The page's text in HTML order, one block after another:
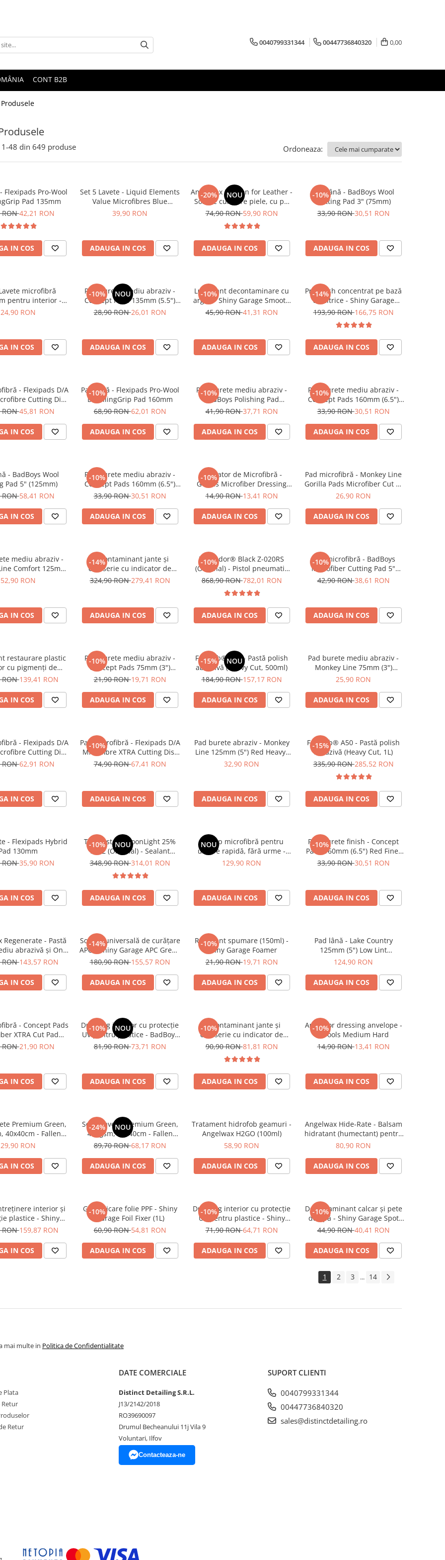
0040799331344 00447736840320 0,00
CONT B2B
1-48 din 649 produse Ordoneaza:
Flexipads Pro-Wool
Pad 135mm
RON42,21 RON
IN COS
Set 5 Lavete - Liquid Elements
Value Microfibres Blue
310gsm
39,90 RON
ADAUGA IN COS
-20% NOU
Angelwax Heaven for Leather -
Soluție curățare piele, cu pH
neutru (500ml)
74,90 RON59,90 RON
ADAUGA IN COS
-10%
Pad lână - BadBoys Wool
Cutting Pad 3" (75mm)
33,90 RON30,51 RON
ADAUGA IN COS
microfibră
pentru interior -
Microfibres 400gsm
24,90 RON
IN COS
-10% NOU
Pad burete mediu abraziv -
Concept Pads 135mm (5.5")
Yellow Polishing Pad
28,90 RON26,01 RON
ADAUGA IN COS
-10%
Lubrifiant decontaminare cu
argilă - Shiny Garage Smooth
Clay Lube (500ml)
45,90 RON41,31 RON
ADAUGA IN COS
-14%
Pre-wash concentrat pe bază
de citrice - Shiny Garage
Citrus Infused TFR (5L)
193,90 RON166,75 RON
ADAUGA IN COS
- Flexipads D/A
Cutting Disc
(125mm)
RON45,81 RON
IN COS
-10%
Pad lână - Flexipads Pro-Wool
DetailingGrip Pad 160mm
68,90 RON62,01 RON
ADAUGA IN COS
-10%
Pad burete mediu abraziv -
BadBoys Polishing Pad
130/150mm
41,90 RON37,71 RON
ADAUGA IN COS
-10%
Pad burete mediu abraziv -
Concept Pads 160mm (6.5")
Orange Medium-Cut Pad
33,90 RON30,51 RON
ADAUGA IN COS
- BadBoys Wool
Pad 5" (125mm)
RON58,41 RON
IN COS
-10%
Pad burete mediu abraziv -
Concept Pads 160mm (6.5")
Yellow Polishing Pad
33,90 RON30,51 RON
ADAUGA IN COS
-10%
Aplicator de Microfibră -
GTools Microfiber Dressing
Applicator
14,90 RON13,41 RON
ADAUGA IN COS
Pad microfibră - Monkey Line
Gorilla Pads Microfiber Cut N'
Polish Pad 80mm
26,90 RON
ADAUGA IN COS
mediu abraziv -
Comfort 125mm
Polishing
52,90 RON
IN COS
-14%
Decontaminant jante și
caroserie cu indicator de
reacție - Shiny Garage D-Tox
324,90 RON279,41 RON
ADAUGA IN COS
-10%
Tornador® Black Z-020RS
(Original) - Pistol pneumatic
pentru curățare
868,90 RON782,01 RON
ADAUGA IN COS
-10%
Pad microfibră - BadBoys
Microfiber Cutting Pad 5"
(125mm)
42,90 RON38,61 RON
ADAUGA IN COS
restaurare plastic
cu pigmenți de
- Solution Finish
RON139,41 RON
IN COS
-10%
Pad burete mediu abraziv -
Concept Pads 75mm (3")
Yellow Polishing Pad
21,90 RON19,71 RON
ADAUGA IN COS
-15% NOU
Feynlab® A50 - Pastă polish
abrazivă (Heavy Cut, 500ml)
184,90 RON157,17 RON
ADAUGA IN COS
Pad burete mediu abraziv -
Monkey Line 75mm (3")
Orange Medium-Cut Pad
25,90 RON
ADAUGA IN COS
- Flexipads D/A
Cutting Disc
(150mm)
RON62,91 RON
IN COS
-10%
Pad microfibră - Flexipads D/A
Microfibre XTRA Cutting Disc
6" (155mm)
74,90 RON67,41 RON
ADAUGA IN COS
Pad burete abraziv - Monkey
Line 125mm (5") Red Heavy-
Cut Pad
32,90 RON
ADAUGA IN COS
-15%
Feynlab® A50 - Pastă polish
abrazivă (Heavy Cut, 1L)
335,90 RON285,52 RON
ADAUGA IN COS
- Flexipads Hybrid
130mm
RON35,90 RON
IN COS
-10% NOU
TAC System MoonLight 25%
SiO2 (Original) - Sealant
ceramic pentru autovehicule
348,90 RON314,01 RON
ADAUGA IN COS
NOU
Prosop microfibră pentru
uscare rapidă, fără urme -
Liquid Elements Black Hole
129,90 RON
ADAUGA IN COS
-10%
Pad burete finish - Concept
Pads 160mm (6.5") Red Fine-
Cut Pad
33,90 RON30,51 RON
ADAUGA IN COS
Regenerate - Pastă
abrazivă şi One
Cut, 500ml)
RON143,57 RON
IN COS
-14%
Soluție universală de curățare
APC - Shiny Garage APC Green
(5L)
180,90 RON155,57 RON
ADAUGA IN COS
-10%
Recipient spumare (150ml) -
Shiny Garage Foamer
21,90 RON19,71 RON
ADAUGA IN COS
Pad lână - Lake Country
125mm (5") Low Lint
Prewashed Lambswool Pad
124,90 RON
ADAUGA IN COS
- Concept Pads
XTRA Cut Pad
135mm
RON21,90 RON
IN COS
-10% NOU
Dressing interior cu protecție
UV pentru plastice - BadBoys
Interior Dressing Boys (500ml)
81,90 RON73,71 RON
ADAUGA IN COS
-10%
Decontaminant jante și
caroserie cu indicator de
reacție (efect sângerare) -
Remover (1L)
90,90 RON81,81 RON
ADAUGA IN COS
-10%
Aplicator dressing anvelope -
GTools Medium Hard
14,90 RON13,41 RON
ADAUGA IN COS
Premium Green,
40x40cm - Fallen
Microfibres
29,90 RON
IN COS
-24% NOU
Set 9 Lavete Premium Green,
400gsm, 40x40cm - Fallen
Angels Microfibres
89,70 RON68,17 RON
ADAUGA IN COS
Tratament hidrofob geamuri -
Angelwax H2GO (100ml)
58,90 RON
ADAUGA IN COS
Angelwax Hide-Rate - Balsam
hidratant (humectant) pentru
piele naturală (250ml)
80,90 RON
ADAUGA IN COS
interior și
plastice - Shiny
Interior QD (5L)
RON159,87 RON
IN COS
-10%
Gel aplicare folie PPF - Shiny
Garage Foil Fixer (1L)
60,90 RON54,81 RON
ADAUGA IN COS
-10%
Dressing interior cu protecție
UV pentru plastice - Shiny
Garage Satin (500ml)
71,90 RON64,71 RON
ADAUGA IN COS
-10%
Decontaminant calcar și pete
de apă - Shiny Garage Spot
Off (500ml)
44,90 RON40,41 RON
ADAUGA IN COS
1 2 3 ... 14
mai multe in Politica de Confidentialitate
Plata
Retur
Retur
DATE COMERCIALE
Distinct Detailing S.R.L.
J13/2142/2018
RO39690097
Drumul Becheanului 11j Vila 9
Voluntari, Ilfov
Contacteaza-ne
SUPORT CLIENTI
0040799331344
00447736840320
sales@distinctdetailing.ro